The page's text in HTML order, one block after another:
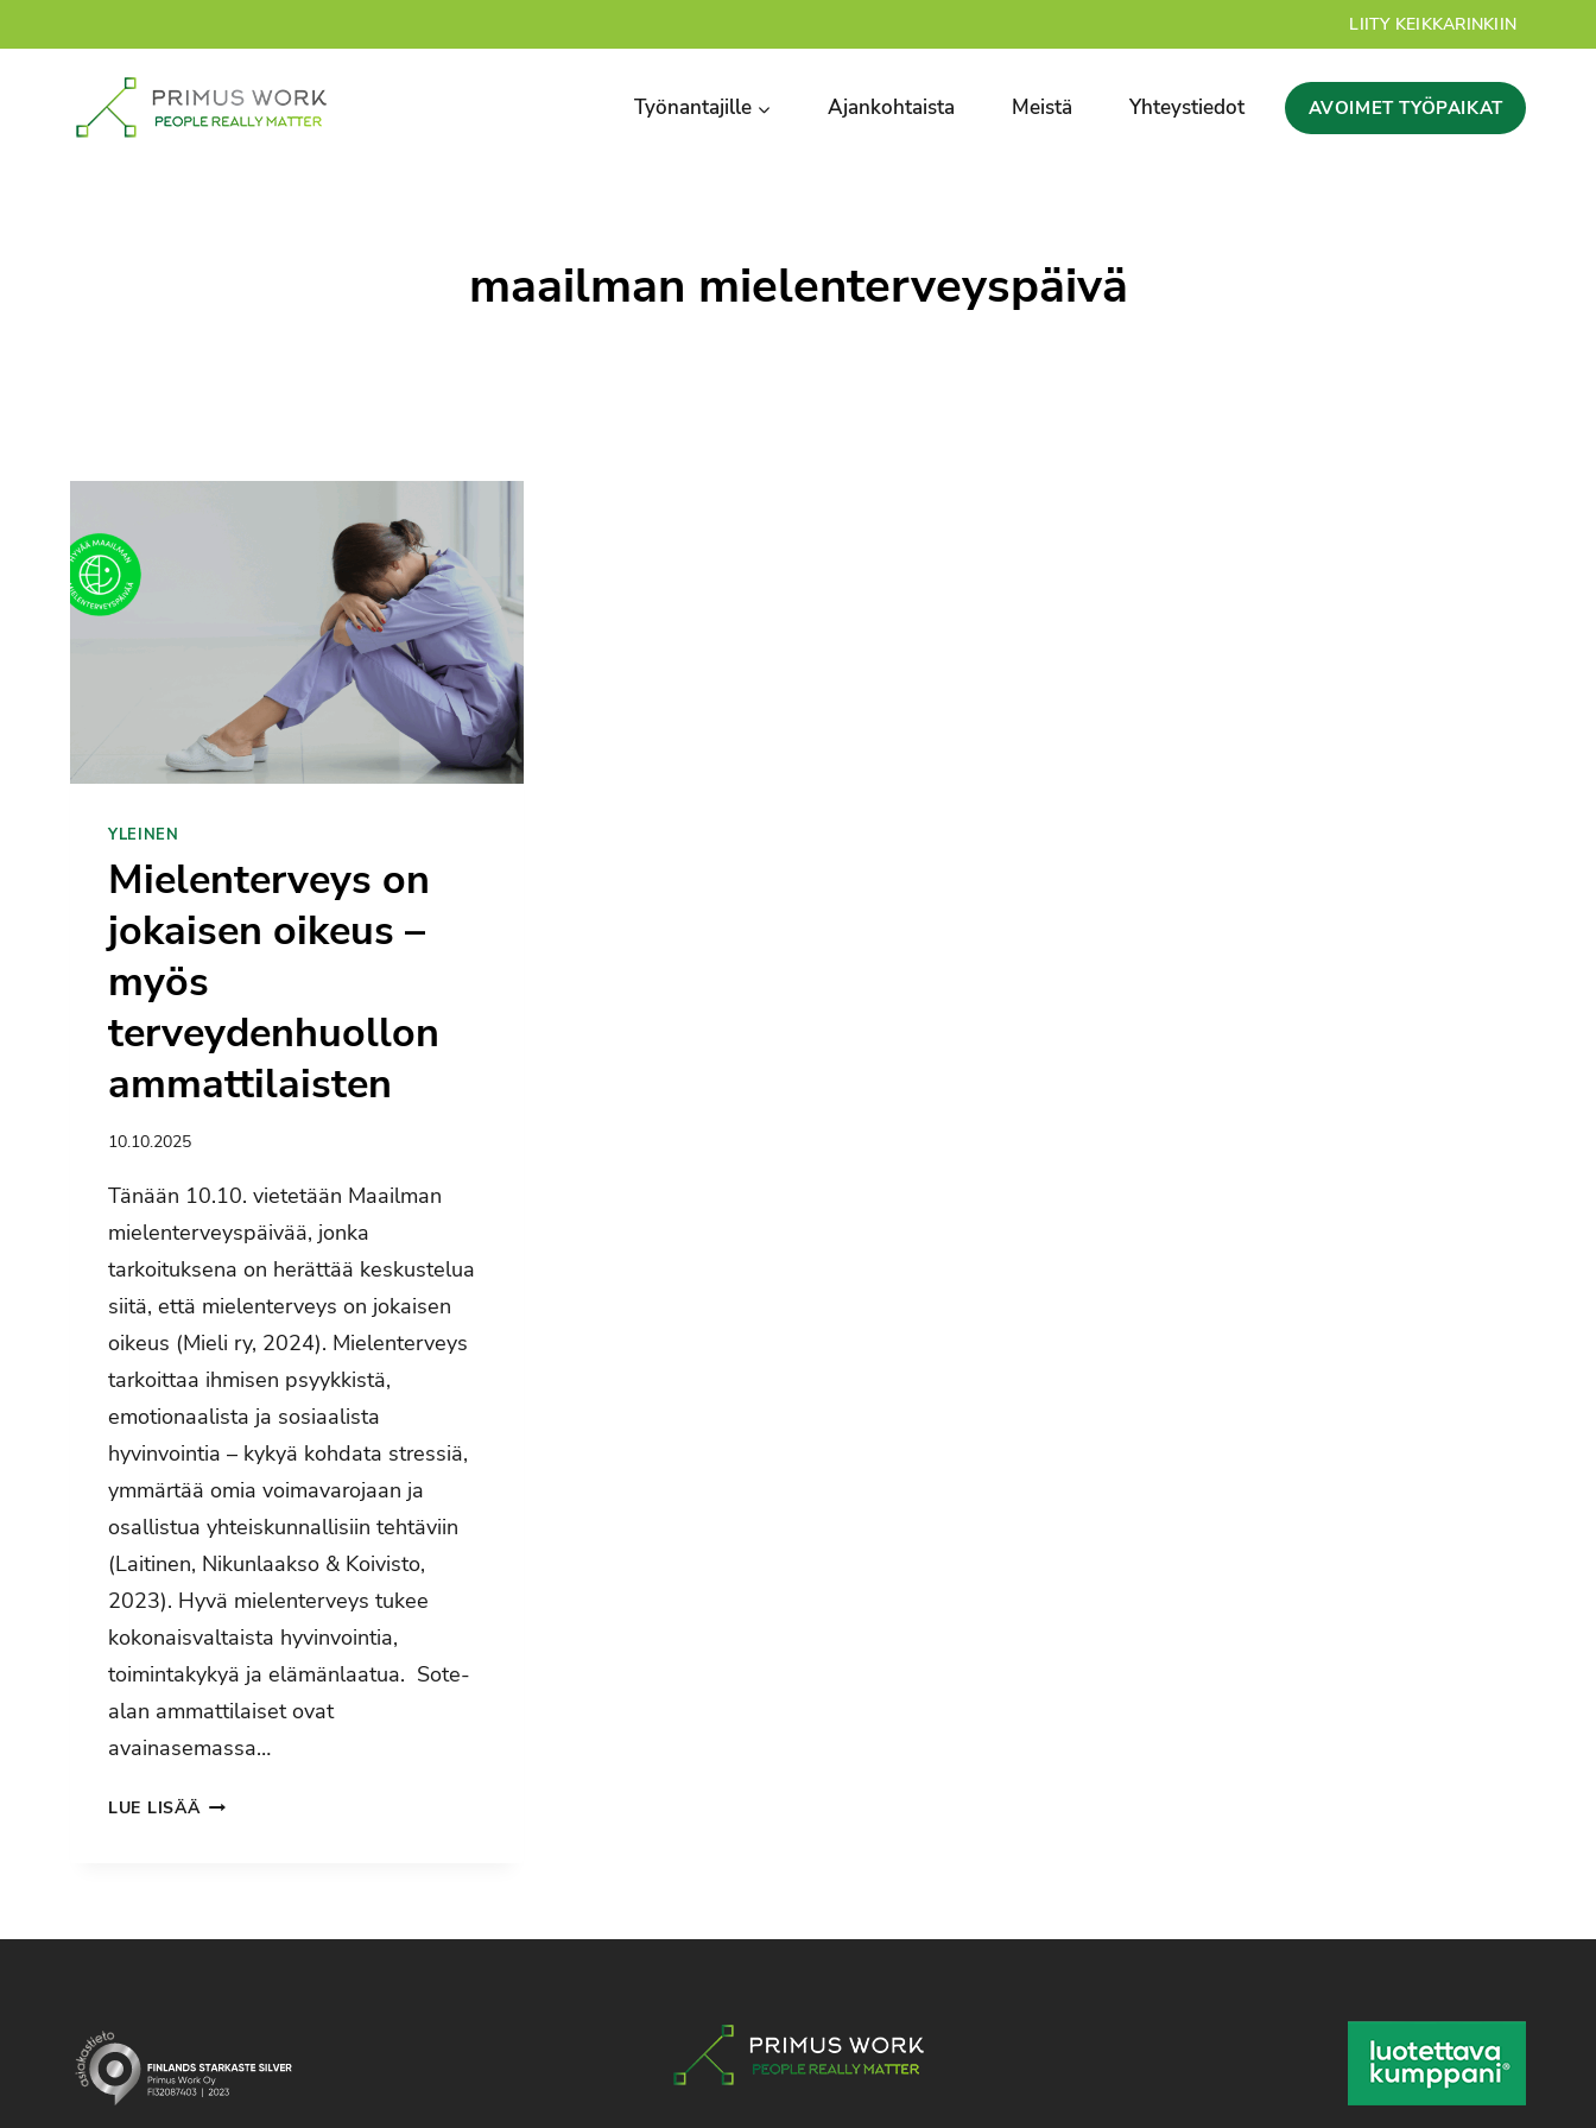
sisältöön
LIITY KEIKKARINKIIN
Työnantajille Ajankohtaista Meistä Yhteystiedot AVOIMET TYÖPAIKAT
maailman mielenterveyspäivä
YLEINEN
Mielenterveys on
jokaisen oikeus –
myös
terveydenhuollon
ammattilaisten
10.10.2025
Tänään 10.10. vietetään Maailman
mielenterveyspäivää, jonka
tarkoituksena on herättää keskustelua
siitä, että mielenterveys on jokaisen
oikeus (Mieli ry, 2024). Mielenterveys
tarkoittaa ihmisen psyykkistä,
emotionaalista ja sosiaalista
hyvinvointia – kykyä kohdata stressiä,
ymmärtää omia voimavarojaan ja
osallistua yhteiskunnallisiin tehtäviin
(Laitinen, Nikunlaakso & Koivisto,
2023). Hyvä mielenterveys tukee
kokonaisvaltaista hyvinvointia,
toimintakykyä ja elämänlaatua. Sote-
alan ammattilaiset ovat
avainasemassa…
LUE LISÄÄ MIELENTERVEYS